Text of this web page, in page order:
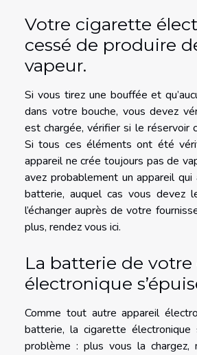
Votre cigarette
cessé de produire
vapeur.
Si vous tirez une bouffée et
dans votre bouche, vous devez
est chargée, vérifier si le réservoir
Si tous ces éléments ont été
appareil ne crée toujours pas de
avez probablement un appareil
batterie, auquel cas vous devez
l’échanger auprès de votre
plus, rendez vous ici.
La batterie de
électronique
Comme tout autre appareil
batterie, la cigarette électronique
problème : plus vous la chargez,